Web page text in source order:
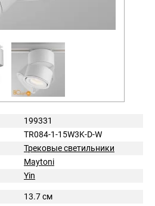
199331
TR084-1-15W3K-D-W
Трековые светильники
Maytoni
Yin
13.7 см